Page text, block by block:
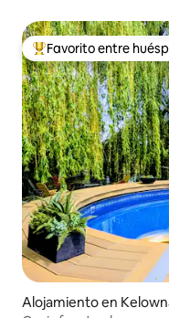
Favorito entre los
Favorito entre
Alojamiento en